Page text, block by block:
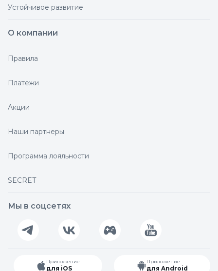
Устойчивое развитие
О компании
Правила
Платежи
Акции
Наши партнеры
Программа лояльности
SECRET
Мы в соцсетях
Приложение
для iOS
Приложение
для Android